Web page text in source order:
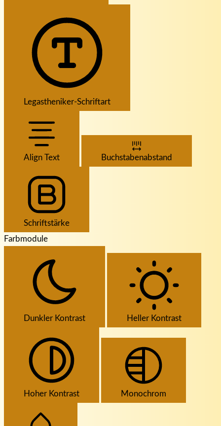
Legastheniker-Schriftart
Align Text Buchstabenabstand
Schriftstärke
Farbmodule
Dunkler Kontrast Heller Kontrast
Hoher Kontrast Monochrom